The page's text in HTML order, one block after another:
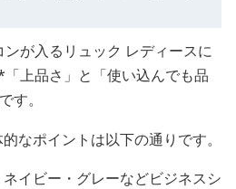
が入るリュック レディースに
上品さ」と「使い込んでも品
す。
なポイントは以下の通りです。
ネイビー・グレーなどビジネスシ